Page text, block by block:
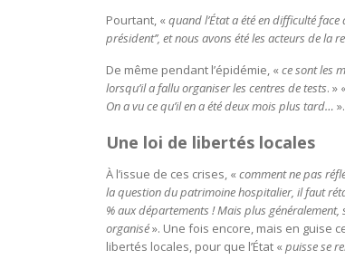
Pourtant, « quand l’État a été en difficulté face
président’’, et nous avons été les acteurs de la
De même pendant l’épidémie, « ce sont les
lorsqu’il a fallu organiser les centres de tests. » «
On a vu ce qu’il en a été deux mois plus tard… ».
Une loi de libertés locales
À l’issue de ces crises, « comment ne pas
la question du patrimoine hospitalier, il faut
% aux départements ! Mais plus
organisé». Une fois encore, mais en guise
libertés locales, pour que l’État « puisse se